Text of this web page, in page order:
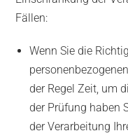
Fällen:
Wenn Sie die
der Regel Zeit, um
der Prüfung haben
der Verarbeitung